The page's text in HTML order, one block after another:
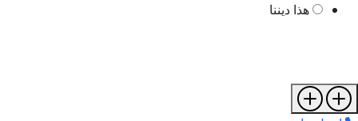
هذا ديننا